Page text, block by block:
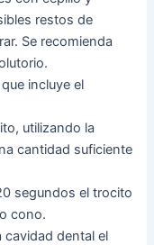
restos de
Se recomienda
incluye el
utilizando la
cantidad suficiente
segundos el trocito
cono.
cavidad dental el